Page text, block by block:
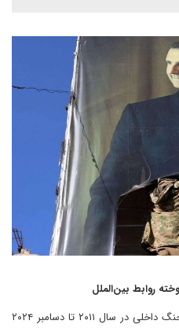
روابط بین‌الملل
سوریه از زمان آغاز جنگ داخلی در سال ۲۰۱۱ تا دسامبر ۲۰۲۴